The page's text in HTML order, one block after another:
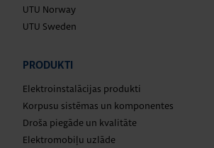
UTU Norway
UTU Sweden
PRODUKTI
Elektroinstalācijas produkti
Korpusu sistēmas un komponentes
Droša piegāde un kvalitāte
Elektromobiļu uzlāde